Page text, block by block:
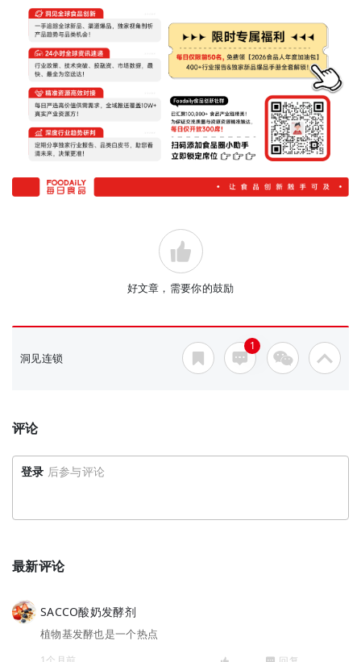
好文章，需要你的鼓励
洞见连锁
1
评论
登录 后参与评论
最新评论
SACCO酸奶发酵剂
植物基发酵也是一个热点